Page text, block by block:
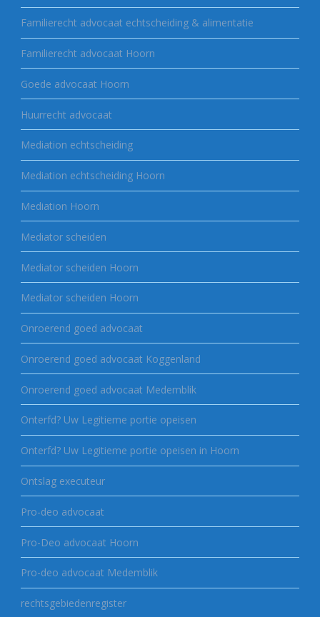
Familierecht advocaat echtscheiding & alimentatie
Familierecht advocaat Hoorn
Goede advocaat Hoorn
Huurrecht advocaat
Mediation echtscheiding
Mediation echtscheiding Hoorn
Mediation Hoorn
Mediator scheiden
Mediator scheiden Hoorn
Mediator scheiden Hoorn
Onroerend goed advocaat
Onroerend goed advocaat Koggenland
Onroerend goed advocaat Medemblik
Onterfd? Uw Legitieme portie opeisen
Onterfd? Uw Legitieme portie opeisen in Hoorn
Ontslag executeur
Pro-deo advocaat
Pro-Deo advocaat Hoorn
Pro-deo advocaat Medemblik
rechtsgebiedenregister